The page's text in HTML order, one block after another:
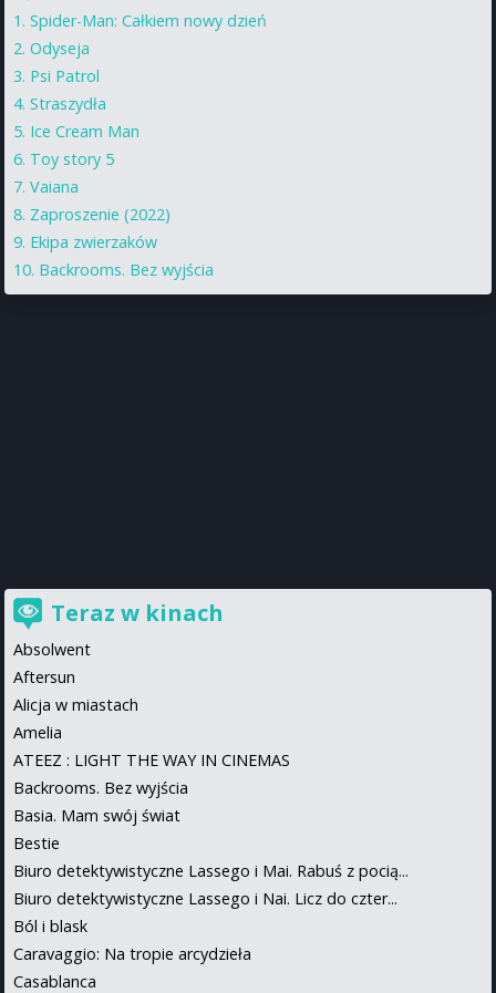
Spider-Man: Całkiem nowy dzień
Odyseja
Psi Patrol
Straszydła
Ice Cream Man
Toy story 5
Vaiana
Zaproszenie (2022)
Ekipa zwierzaków
Backrooms. Bez wyjścia
Teraz w kinach
Absolwent
Aftersun
Alicja w miastach
Amelia
ATEEZ : LIGHT THE WAY IN CINEMAS
Backrooms. Bez wyjścia
Basia. Mam swój świat
Bestie
Biuro detektywistyczne Lassego i Mai. Rabuś z pocią...
Biuro detektywistyczne Lassego i Nai. Licz do czter...
Ból i blask
Caravaggio: Na tropie arcydzieła
Casablanca